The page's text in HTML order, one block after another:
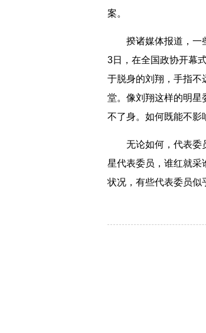
案。
揆诸媒体报道，一些
3日，在全国政协开幕
于脱身的刘翔，手指不
堂。像刘翔这样的明星
不了身。如何既能不影
无论如何，代表委员
星代表委员，谁红就采
状况，有些代表委员似